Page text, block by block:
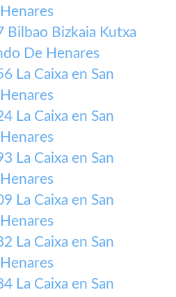
Bizkaia Kutxa
De Henares
La Caixa en San
La Caixa en San
La Caixa en San
La Caixa en San
La Caixa en San
La Caixa en San